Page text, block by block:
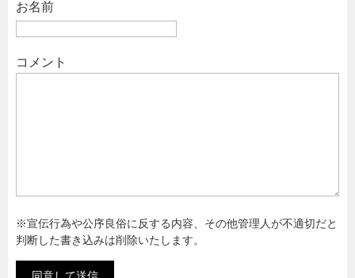
お名前
コメント
※宣伝行為や公序良俗に反する内容、その他管理人が不適切だと
判断した書き込みは削除いたします。